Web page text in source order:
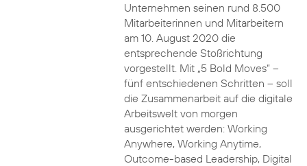
Unternehmen seinen rund 8.500
Mitarbeiterinnen und Mitarbeitern
am 10. August 2020 die
entsprechende Stoßrichtung
vorgestellt. Mit „5 Bold Moves“ –
fünf entschiedenen Schritten – soll
die Zusammenarbeit auf die digitale
Arbeitswelt von morgen
ausgerichtet werden: Working
Anywhere, Working Anytime,
Outcome-based Leadership, Digital